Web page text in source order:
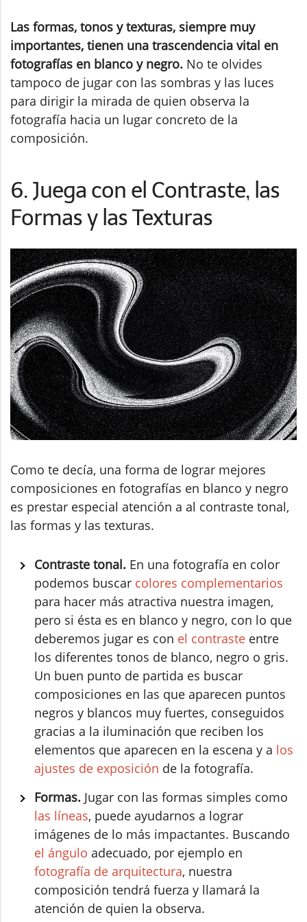
Las formas, tonos y texturas, siempre muy
importantes, tienen una trascendencia vital en
fotografías en blanco y negro. No te olvides
tampoco de jugar con las sombras y las luces
para dirigir la mirada de quien observa la
fotografía hacia un lugar concreto de la
composición.
6. Juega con el Contraste, las
Formas y las Texturas
Como te decía, una forma de lograr mejores
composiciones en fotografías en blanco y negro
es prestar especial atención a al contraste tonal,
las formas y las texturas.
Contraste tonal. En una fotografía en color
podemos buscar colores complementarios
para hacer más atractiva nuestra imagen,
pero si ésta es en blanco y negro, con lo que
deberemos jugar es con el contraste entre
los diferentes tonos de blanco, negro o gris.
Un buen punto de partida es buscar
composiciones en las que aparecen puntos
negros y blancos muy fuertes, conseguidos
gracias a la iluminación que reciben los
elementos que aparecen en la escena y a los
ajustes de exposición de la fotografía.
Formas. Jugar con las formas simples como
las líneas, puede ayudarnos a lograr
imágenes de lo más impactantes. Buscando
el ángulo adecuado, por ejemplo en
fotografía de arquitectura, nuestra
composición tendrá fuerza y llamará la
atención de quien la observa.